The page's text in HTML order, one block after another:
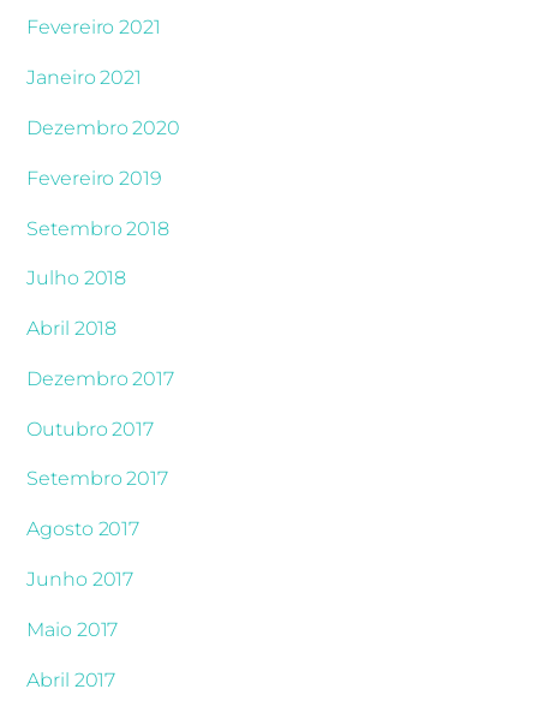
Fevereiro 2021
Janeiro 2021
Dezembro 2020
Fevereiro 2019
Setembro 2018
Julho 2018
Abril 2018
Dezembro 2017
Outubro 2017
Setembro 2017
Agosto 2017
Junho 2017
Maio 2017
Abril 2017